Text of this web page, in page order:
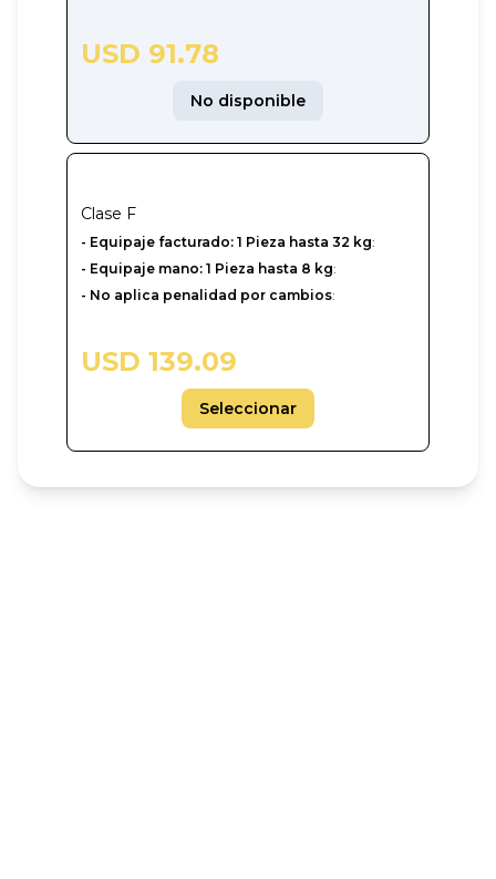
USD 91.78
No disponible
Clase F
- Equipaje facturado: 1 Pieza hasta 32 kg:
- Equipaje mano: 1 Pieza hasta 8 kg:
- No aplica penalidad por cambios:
USD 139.09
Seleccionar